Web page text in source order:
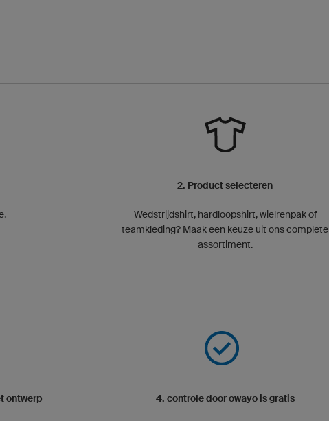
2. Product selecteren
Wedstrijdshirt, hardloopshirt, wielrenpak of
teamkleding? Maak een keuze uit ons complete
assortiment.
ontwerp 4. controle door owayo is gratis